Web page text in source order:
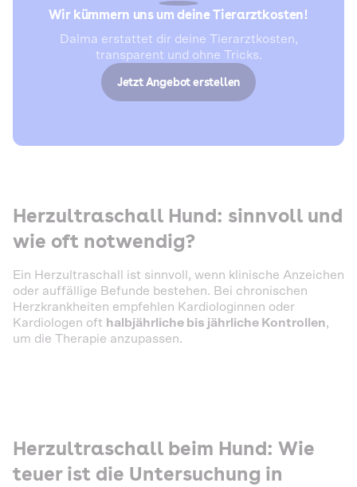
Wir kümmern uns um deine Tierarztkosten!
Dalma erstattet dir deine Tierarztkosten,
transparent und ohne Tricks.
Jetzt Angebot erstellen
Herzultraschall Hund: sinnvoll und
wie oft notwendig?
Ein Herzultraschall ist sinnvoll, wenn klinische Anzeichen
oder auffällige Befunde bestehen. Bei chronischen
Herzkrankheiten empfehlen Kardiologinnen oder
Kardiologen oft halbjährliche bis jährliche Kontrollen,
um die Therapie anzupassen.
Herzultraschall beim Hund: Wie
teuer ist die Untersuchung in